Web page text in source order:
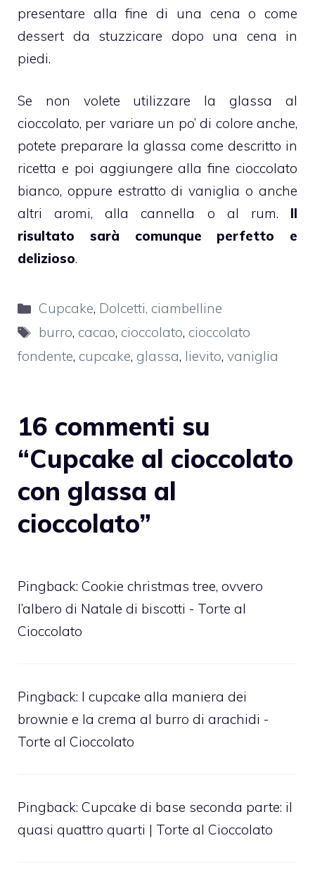
presentare alla fine di una cena o come
dessert da stuzzicare dopo una cena in
piedi.
Se non volete utilizzare laglassa al
cioccolato, per variare un po’ di colore anche,
potete preparare la glassa come descritto in
ricetta e poi aggiungere alla fine cioccolato
bianco, oppure estratto di vaniglia o anche
altri aromi, alla cannella o al rum. Il
risultato sarà comunque perfetto e
delizioso.
Categorie
Cupcake, Dolcetti, ciambelline
Tag
burro, cacao, cioccolato, cioccolato
fondente, cupcake, glassa, lievito, vaniglia
16 commenti su
“Cupcake al cioccolato
con glassa al
cioccolato”
Pingback: Cookie christmas tree, ovvero
l’albero di Natale di biscotti - Torte al
Cioccolato
Pingback: I cupcake alla maniera dei
brownie e la crema al burro di arachidi -
Torte al Cioccolato
Pingback: Cupcake di base seconda parte: il
quasi quattro quarti | Torte al Cioccolato